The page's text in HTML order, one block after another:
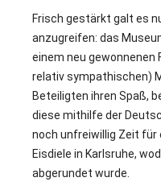
Frisch gestärkt galt es
anzugreifen: das
einem neu gewonnenen
relativ sympathischen)
Beteiligten ihren Spaß,
diese mithilfe der
noch unfreiwillig Zeit für
Eisdiele in Karlsruhe,
abgerundet wurde.